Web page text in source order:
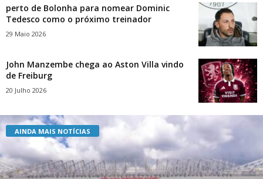
perto de Bolonha para nomear Dominic
Tedesco como o próximo treinador
29 Maio 2026
John Manzembe chega ao Aston Villa vindo
de Freiburg
20 Julho 2026
AINDA MAIS NOTÍCIAS